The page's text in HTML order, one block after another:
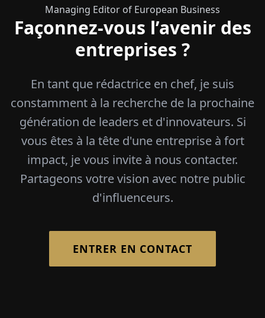
Managing Editor of European Business
Façonnez-vous l’avenir des
entreprises ?
En tant que rédactrice en chef, je suis
constamment à la recherche de la prochaine
génération de leaders et d'innovateurs. Si
vous êtes à la tête d'une entreprise à fort
impact, je vous invite à nous contacter.
Partageons votre vision avec notre public
d'influenceurs.
ENTRER EN CONTACT